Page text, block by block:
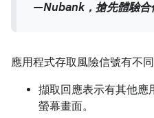
—Nubank，搶先體驗合
應用程式存取風險信號有不
擷取回應表示有其他應
螢幕畫面。